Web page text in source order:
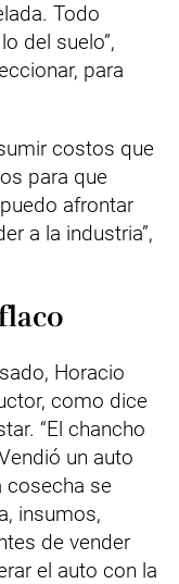
Todo
del suelo”,
para
costos que
para que
afrontar
a la industria”,
Horacio
como dice
“El chancho
un auto
cosecha se
insumos,
de vender
el auto con la